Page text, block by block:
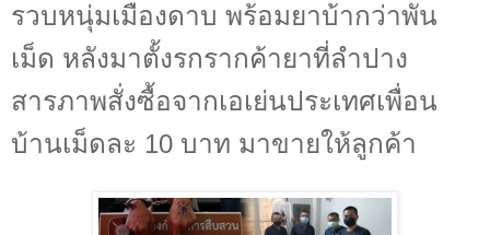
รวบหนุ่มเมืองดาบ พร้อมยาบ้ากว่าพัน
เม็ด หลังมาตั้งรกรากค้ายาที่ลำปาง
สารภาพสั่งซื้อจากเอเย่นประเทศเพื่อน
บ้านเม็ดละ 10 บาท มาขายให้ลูกค้า